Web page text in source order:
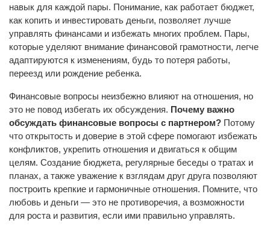
навык для каждой пары. Понимание, как работает бюджет,
как копить и инвестировать деньги, позволяет лучше
управлять финансами и избежать многих проблем. Пары,
которые уделяют внимание финансовой грамотности, легче
адаптируются к изменениям, будь то потеря работы,
переезд или рождение ребенка.
Финансовые вопросы неизбежно влияют на отношения, но
это не повод избегать их обсуждения. Почему важно
обсуждать финансовые вопросы с партнером? Потому
что открытость и доверие в этой сфере помогают избежать
конфликтов, укрепить отношения и двигаться к общим
целям. Создание бюджета, регулярные беседы о тратах и
планах, а также уважение к взглядам друг друга позволяют
построить крепкие и гармоничные отношения. Помните, что
любовь и деньги — это не противоречия, а возможности
для роста и развития, если ими правильно управлять.